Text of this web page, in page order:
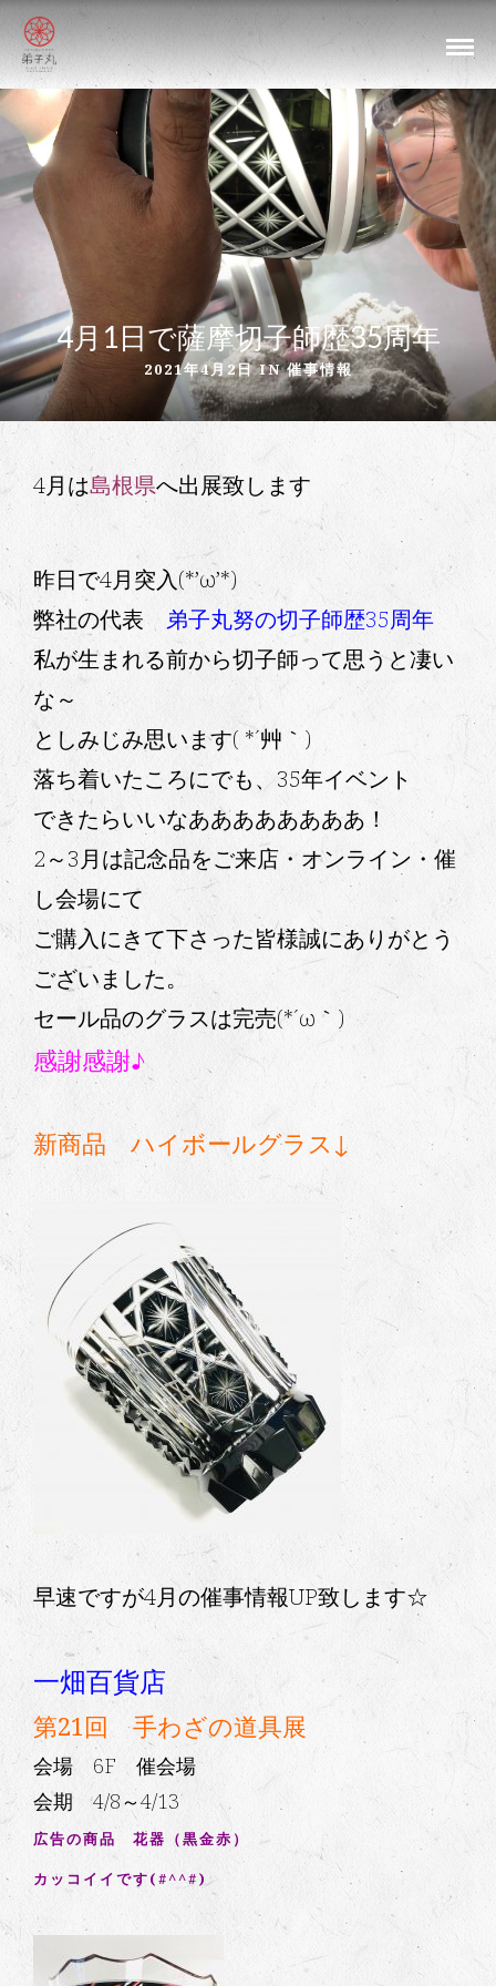
4月1日で薩摩切子師歴35周年
2021年4月2日 IN催事情報
4月は島根県へ出展致します
昨日で4月突入(*’ω’*)
弊社の代表 弟子丸努の切子師歴35周年
私が生まれる前から切子師って思うと凄い
な～
としみじみ思います( *´艸｀)
落ち着いたころにでも、35年イベント
できたらいいなああああああああ！
2～3月は記念品をご来店・オンライン・催
し会場にて
ご購入にきて下さった皆様誠にありがとう
ございました。
セール品のグラスは完売(*´ω｀)
感謝感謝♪
新商品 ハイボールグラス↓
早速ですが4月の催事情報UP致します☆
一畑百貨店
第21回 手わざの道具展
会場 6F 催会場
会期 4/8～4/13
広告の商品 花器（黒金赤）
カッコイイです(#^^#)